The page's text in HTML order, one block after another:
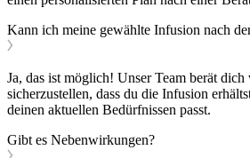
Kann ich meine gewählte Infusion nach
Ja, das ist möglich! Unser Team berät
sicherzustellen, dass du die Infusion
deinen aktuellen Bedürfnissen passt.
Gibt es Nebenwirkungen?